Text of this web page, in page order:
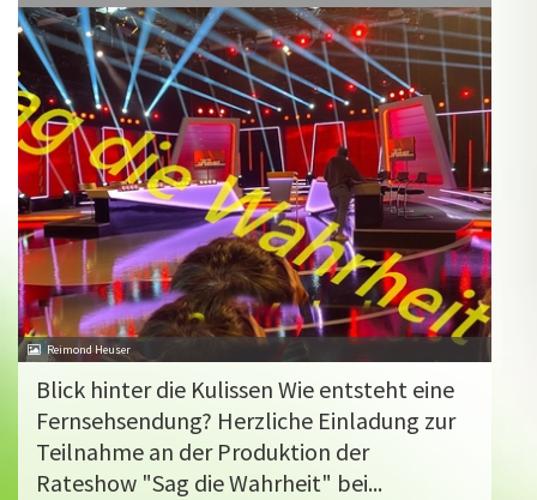
Reimond Heuser
Blick hinter die Kulissen Wie entsteht eine
Fernsehsendung? Herzliche Einladung zur
Teilnahme an der Produktion der
Rateshow "Sag die Wahrheit" bei...